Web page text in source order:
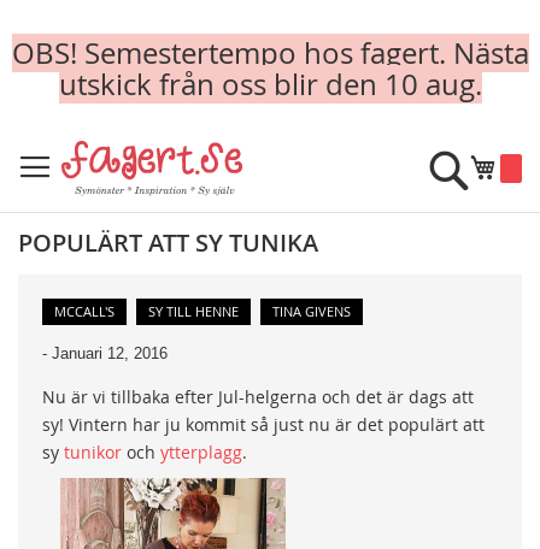
OBS! Semestertempo hos fagert. Nästa
utskick från oss blir den 10 aug.
to
Content
Min
Sök
POPULÄRT ATT SY TUNIKA
MCCALL'S SY TILL HENNE TINA GIVENS
- Januari 12, 2016
Nu är vi tillbaka efter Jul-helgerna och det är dags att
sy! Vintern har ju kommit så just nu är det populärt att
sy tunikor och ytterplagg.